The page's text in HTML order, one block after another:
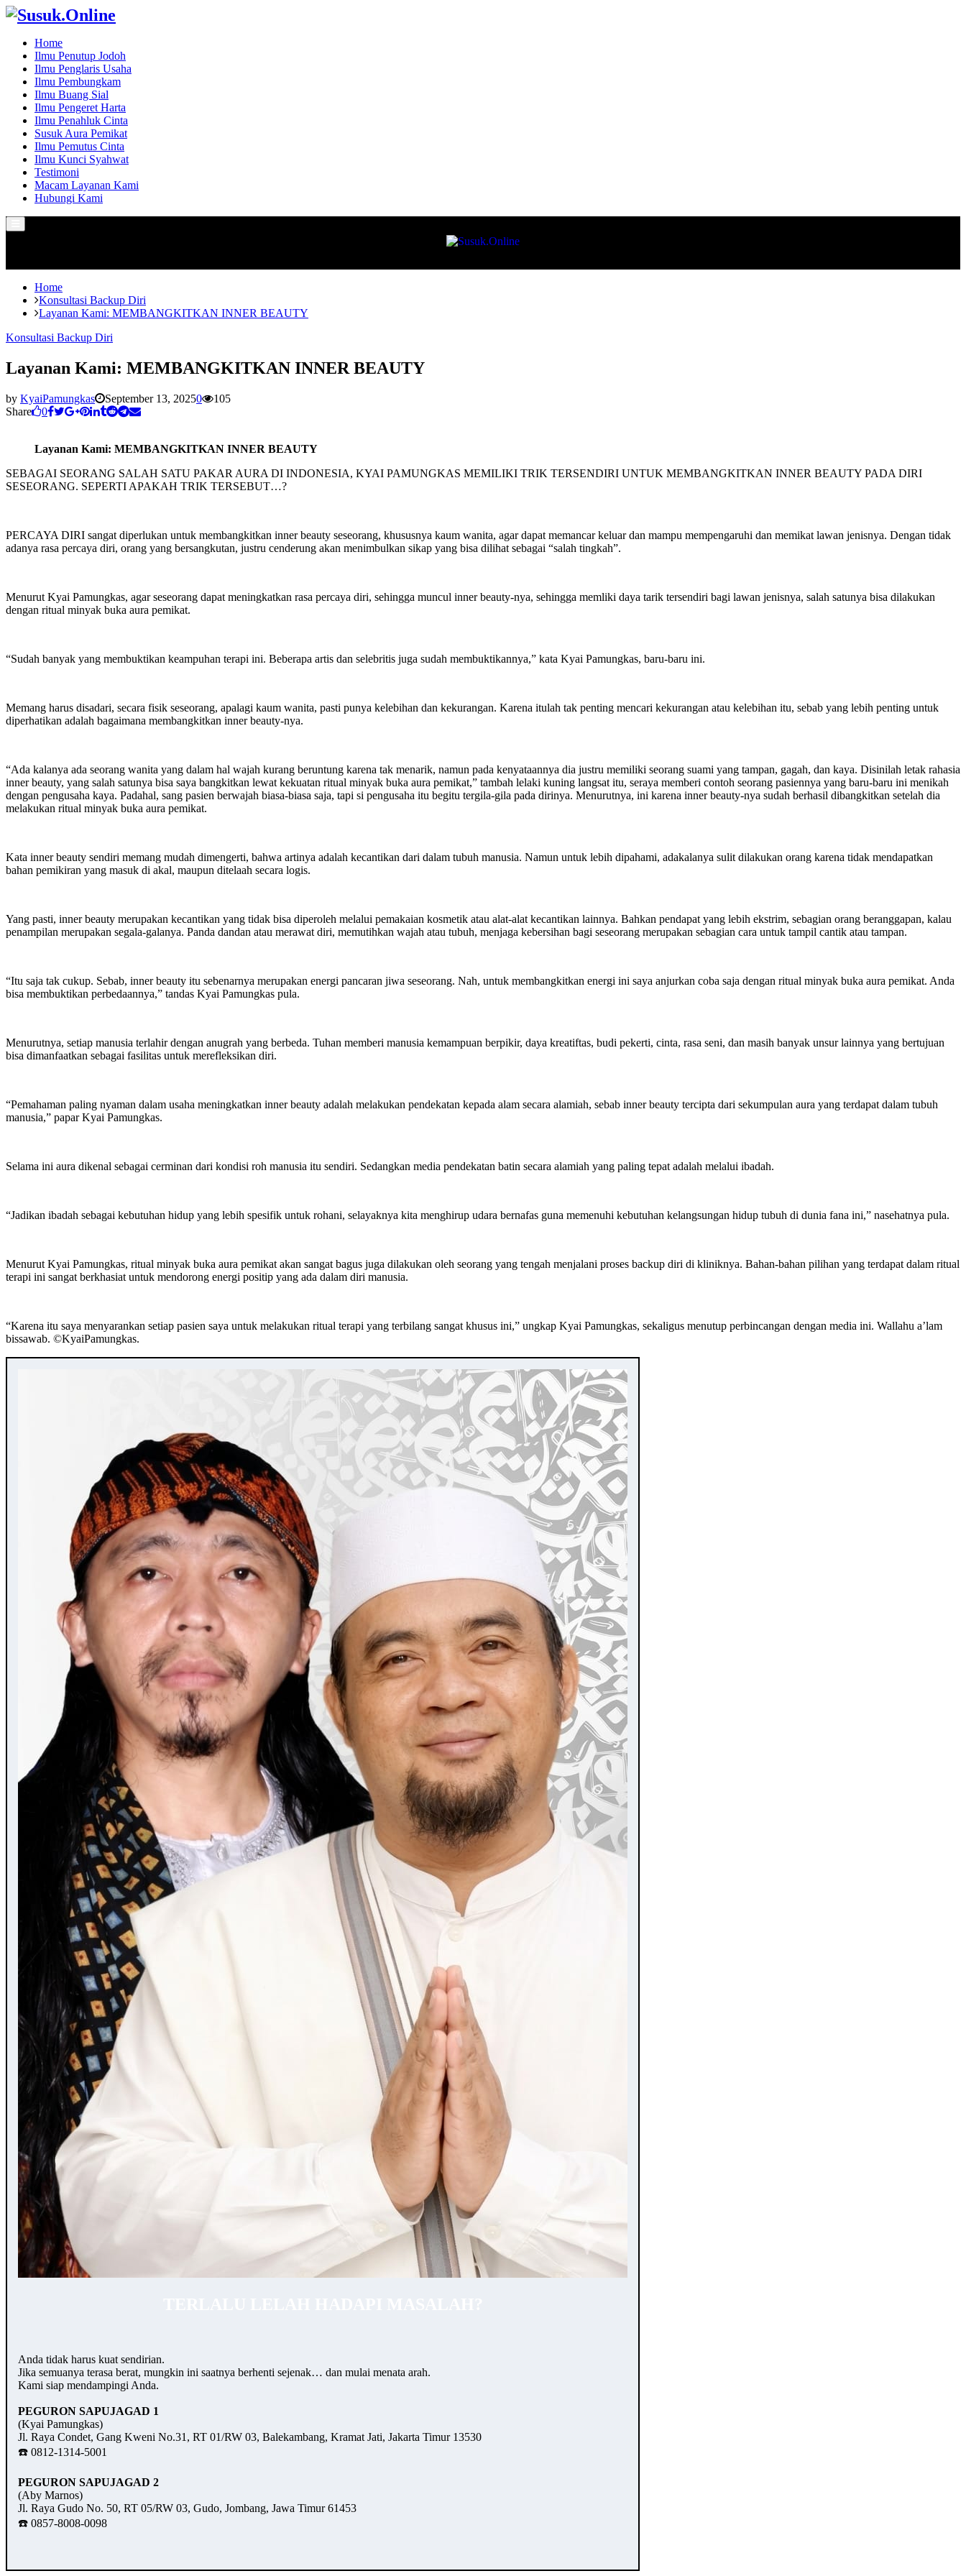
Home
Ilmu Penutup Jodoh
Ilmu Penglaris Usaha
Ilmu Pembungkam
Ilmu Buang Sial
Ilmu Pengeret Harta
Ilmu Penahluk Cinta
Susuk Aura Pemikat
Ilmu Pemutus Cinta
Ilmu Kunci Syahwat
Testimoni
Macam Layanan Kami
Hubungi Kami
Menu
Home
Konsultasi Backup Diri
Layanan Kami: MEMBANGKITKAN INNER BEAUTY
Konsultasi Backup Diri
Layanan Kami: MEMBANGKITKAN INNER BEAUTY
by KyaiPamungkas September 13, 20250
105
Share
0
Layanan Kami: MEMBANGKITKAN INNER BEAUTY
SEBAGAI SEORANG SALAH SATU PAKAR AURA DI INDONESIA, KYAI PAMUNGKAS MEMILIKI TRIK TERSENDIRI UNTUK MEMBANGKITKAN INNER BEAUTY PADA DIRI
SESEORANG. SEPERTI APAKAH TRIK TERSEBUT…?
PERCAYA DIRI sangat diperlukan untuk membangkitkan inner beauty seseorang, khususnya kaum wanita, agar dapat memancar keluar dan mampu mempengaruhi dan memikat lawan jenisnya. Dengan tidak
adanya rasa percaya diri, orang yang bersangkutan, justru cenderung akan menimbulkan sikap yang bisa dilihat sebagai “salah tingkah”.
Menurut Kyai Pamungkas, agar seseorang dapat meningkatkan rasa percaya diri, sehingga muncul inner beauty-nya, sehingga memliki daya tarik tersendiri bagi lawan jenisnya, salah satunya bisa dilakukan
dengan ritual minyak buka aura pemikat.
“Sudah banyak yang membuktikan keampuhan terapi ini. Beberapa artis dan selebritis juga sudah membuktikannya,” kata Kyai Pamungkas, baru-baru ini.
Memang harus disadari, secara fisik seseorang, apalagi kaum wanita, pasti punya kelebihan dan kekurangan. Karena itulah tak penting mencari kekurangan atau kelebihan itu, sebab yang lebih penting untuk
diperhatikan adalah bagaimana membangkitkan inner beauty-nya.
“Ada kalanya ada seorang wanita yang dalam hal wajah kurang beruntung karena tak menarik, namun pada kenyataannya dia justru memiliki seorang suami yang tampan, gagah, dan kaya. Disinilah letak rahasia
inner beauty, yang salah satunya bisa saya bangkitkan lewat kekuatan ritual minyak buka aura pemikat,” tambah lelaki kuning langsat itu, seraya memberi contoh seorang pasiennya yang baru-baru ini menikah
dengan pengusaha kaya. Padahal, sang pasien berwajah biasa-biasa saja, tapi si pengusaha itu begitu tergila-gila pada dirinya. Menurutnya, ini karena inner beauty-nya sudah berhasil dibangkitkan setelah dia
melakukan ritual minyak buka aura pemikat.
Kata inner beauty sendiri memang mudah dimengerti, bahwa artinya adalah kecantikan dari dalam tubuh manusia. Namun untuk lebih dipahami, adakalanya sulit dilakukan orang karena tidak mendapatkan
bahan pemikiran yang masuk di akal, maupun ditelaah secara logis.
Yang pasti, inner beauty merupakan kecantikan yang tidak bisa diperoleh melalui pemakaian kosmetik atau alat-alat kecantikan lainnya. Bahkan pendapat yang lebih ekstrim, sebagian orang beranggapan, kalau
penampilan merupakan segala-galanya. Panda dandan atau merawat diri, memutihkan wajah atau tubuh, menjaga kebersihan bagi seseorang merupakan sebagian cara untuk tampil cantik atau tampan.
“Itu saja tak cukup. Sebab, inner beauty itu sebenarnya merupakan energi pancaran jiwa seseorang. Nah, untuk membangkitkan energi ini saya anjurkan coba saja dengan ritual minyak buka aura pemikat. Anda
bisa membuktikan perbedaannya,” tandas Kyai Pamungkas pula.
Menurutnya, setiap manusia terlahir dengan anugrah yang berbeda. Tuhan memberi manusia kemampuan berpikir, daya kreatiftas, budi pekerti, cinta, rasa seni, dan masih banyak unsur lainnya yang bertujuan
bisa dimanfaatkan sebagai fasilitas untuk merefleksikan diri.
“Pemahaman paling nyaman dalam usaha meningkatkan inner beauty adalah melakukan pendekatan kepada alam secara alamiah, sebab inner beauty tercipta dari sekumpulan aura yang terdapat dalam tubuh
manusia,” papar Kyai Pamungkas.
Selama ini aura dikenal sebagai cerminan dari kondisi roh manusia itu sendiri. Sedangkan media pendekatan batin secara alamiah yang paling tepat adalah melalui ibadah.
“Jadikan ibadah sebagai kebutuhan hidup yang lebih spesifik untuk rohani, selayaknya kita menghirup udara bernafas guna memenuhi kebutuhan kelangsungan hidup tubuh di dunia fana ini,” nasehatnya pula.
Menurut Kyai Pamungkas, ritual minyak buka aura pemikat akan sangat bagus juga dilakukan oleh seorang yang tengah menjalani proses backup diri di kliniknya. Bahan-bahan pilihan yang terdapat dalam ritual
terapi ini sangat berkhasiat untuk mendorong energi positip yang ada dalam diri manusia.
“Karena itu saya menyarankan setiap pasien saya untuk melakukan ritual terapi yang terbilang sangat khusus ini,” ungkap Kyai Pamungkas, sekaligus menutup perbincangan dengan media ini. Wallahu a’lam
bissawab. ©️KyaiPamungkas.
Anda tidak harus kuat sendirian.
Jika semuanya terasa berat, mungkin ini saatnya berhenti sejenak… dan mulai menata arah.
Kami siap mendampingi Anda.
PEGURON SAPUJAGAD 1
(Kyai Pamungkas)
Jl. Raya Condet, Gang Kweni No.31, RT 01/RW 03, Balekambang, Kramat Jati, Jakarta Timur 13530
☎️ 0812-1314-5001
PEGURON SAPUJAGAD 2
(Aby Marnos)
Jl. Raya Gudo No. 50, RT 05/RW 03, Gudo, Jombang, Jawa Timur 61453
☎️ 0857-8008-0098